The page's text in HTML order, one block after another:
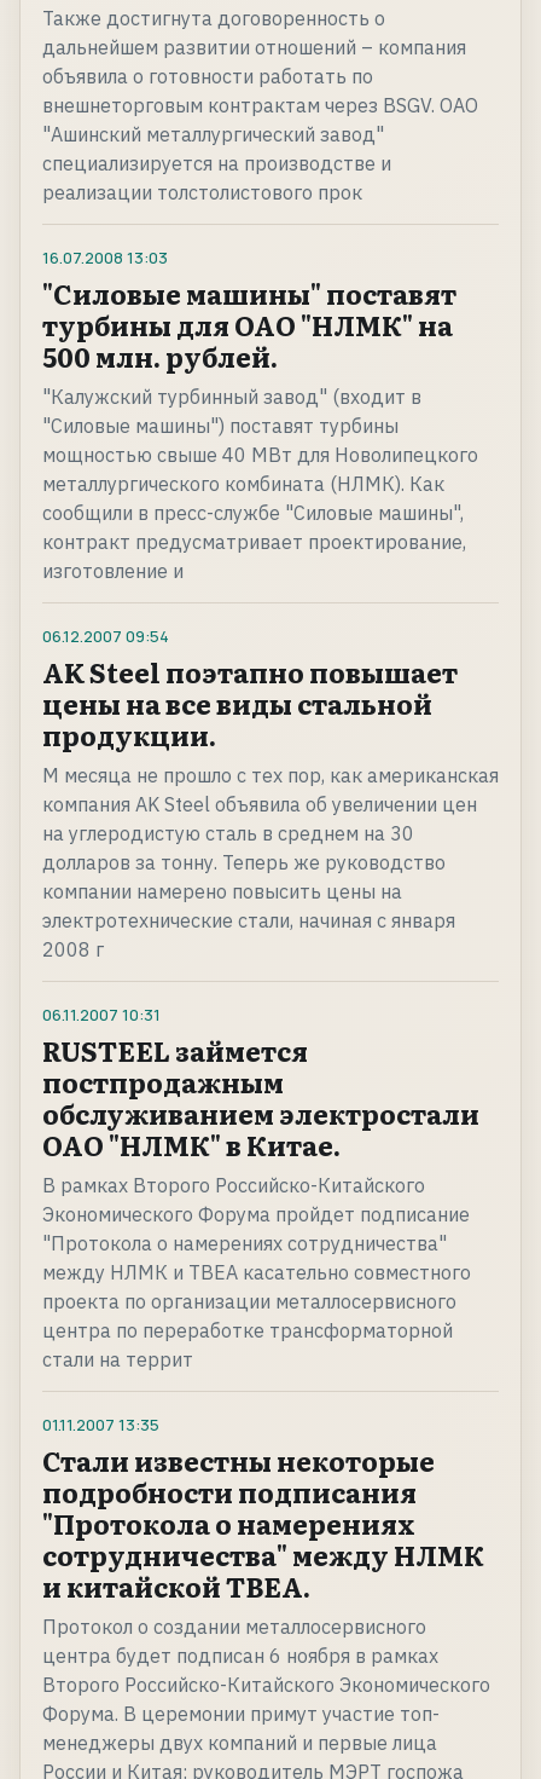
Также достигнута договоренность о
дальнейшем развитии отношений – компания
объявила о готовности работать по
внешнеторговым контрактам через BSGV. ОАО
"Ашинский металлургический завод"
специализируется на производстве и
реализации толстолистового прок
16.07.2008 13:03
"Силовые машины" поставят
турбины для ОАО "НЛМК" на
500 млн. рублей.
"Калужский турбинный завод" (входит в
"Силовые машины") поставят турбины
мощностью свыше 40 МВт для Новолипецкого
металлургического комбината (НЛМК). Как
сообщили в пресс-службе "Силовые машины",
контракт предусматривает проектирование,
изготовление и
06.12.2007 09:54
AK Steel поэтапно повышает
цены на все виды стальной
продукции.
М месяца не прошло с тех пор, как американская
компания AK Steel объявила об увеличении цен
на углеродистую сталь в среднем на 30
долларов за тонну. Теперь же руководство
компании намерено повысить цены на
электротехнические стали, начиная с января
2008 г
06.11.2007 10:31
RUSTEEL займется
постпродажным
обслуживанием электростали
ОАО "НЛМК" в Китае.
В рамках Второго Российско-Китайского
Экономического Форума пройдет подписание
"Протокола о намерениях сотрудничества"
между НЛМК и ТВЕА касательно совместного
проекта по организации металлосервисного
центра по переработке трансформаторной
стали на террит
01.11.2007 13:35
Стали известны некоторые
подробности подписания
"Протокола о намерениях
сотрудничества" между НЛМК
и китайской ТВЕА.
Протокол о создании металлосервисного
центра будет подписан 6 ноября в рамках
Второго Российско-Китайского Экономического
Форума. В церемонии примут участие топ-
менеджеры двух компаний и первые лица
России и Китая: руководитель МЭРТ госпожа